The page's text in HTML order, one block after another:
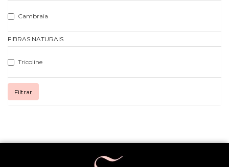
Cambraia
FIBRAS NATURAIS
Tricoline
Filtrar